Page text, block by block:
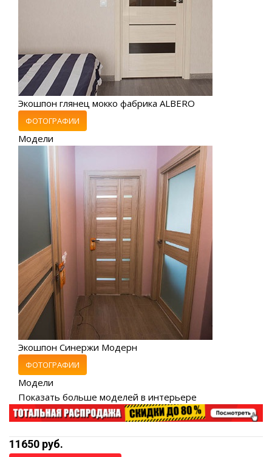
Экошпон глянец мокко фабрика ALBERO
ФОТОГРАФИИ
Модели
Экошпон Синержи Модерн
ФОТОГРАФИИ
Модели
Показать больше моделей в интерьере
11650 руб.